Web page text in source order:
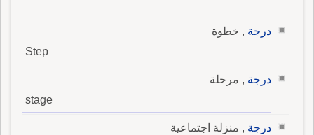
درجة , خطوة
Step
درجة , مرحلة
stage
درجة , منزلة اجتماعية